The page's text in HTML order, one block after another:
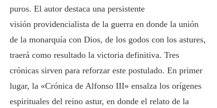
puros. El autor destaca una persistente
visión providencialista de la guerra en donde la unión
de la monarquía con Dios, de los godos con los astures,
traerá como resultado la victoria definitiva. Tres
crónicas sirven para reforzar este postulado. En primer
lugar, la «Crónica de Alfonso III» ensalza los orígenes
espirituales del reino astur, en donde el relato de la